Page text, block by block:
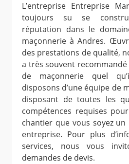
L’entreprise Entreprise
toujours su se
réputation dans le
maçonnerie à Andres.
des prestations de qualité,
a très souvent
de maçonnerie quel
disposons d’une équipe de
disposant de toutes les
compétences requises
chantier que vous soyez
entreprise. Pour plus
services, nous vous
demandes de devis.